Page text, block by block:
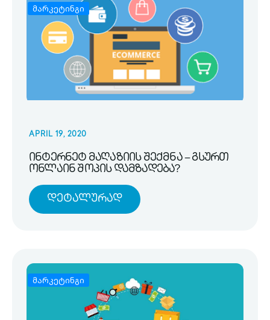
მარკეტინგი
APRIL 19, 2020
ინტერნეტ მაღაზიის შექმნა – გსურთ
ონლაინ შოპის დამზადება?
Დეტალურად
მარკეტინგი